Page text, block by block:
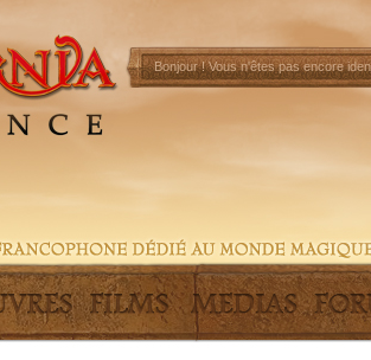
Bonjour !Vous n'êtes pas encore